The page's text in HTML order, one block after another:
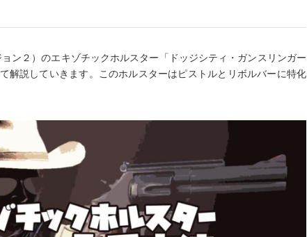
ン２）のエキゾチックホルスター「ドッジシティ・ガンスリンガー
解説していきます。このホルスターはピストルとリボルバーに特化